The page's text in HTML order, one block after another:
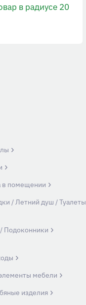
в радиусе 20
в помещении
/ Летний душ / Туалеты
Подоконники
мебели
изделия